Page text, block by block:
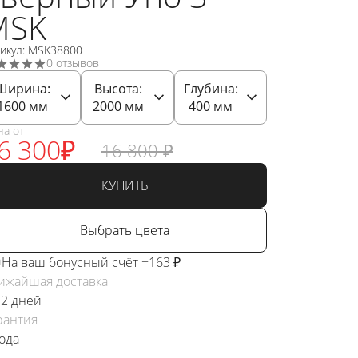
MSK38800
0 отзывов
мм
Высота:
2000мм
Глубина:
400 мм
от
300₽ 16 800 ₽
КУПИТЬ
Выбрать цвета
На ваш бонусный счёт +163 ₽
доставка
дней